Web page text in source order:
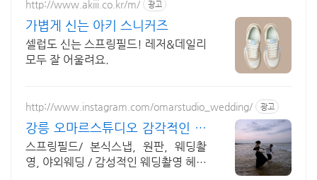
http://www.akiii.co.kr/m/ 광고
가볍게 신는 아키 스니커즈
셀럽도 신는 스프링필드! 레저&데일리
모두 잘 어울려요.
http://www.instagram.com/omarstudio_wedding/ 광고
강릉 오마르스튜디오 감각적인 웨
딩촬영
스프링필드/ 본식스냅, 원판, 웨딩촬
영, 야외웨딩 / 감성적인 웨딩촬영 헤어